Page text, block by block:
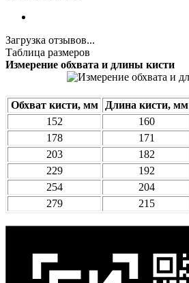
Загрузка отзывов...
Таблица размеров
Измерение обхвата и длины кисти
Обхват кисти, мм Длина кисти, мм
152
160
178
171
203
182
229
192
254
204
279
215